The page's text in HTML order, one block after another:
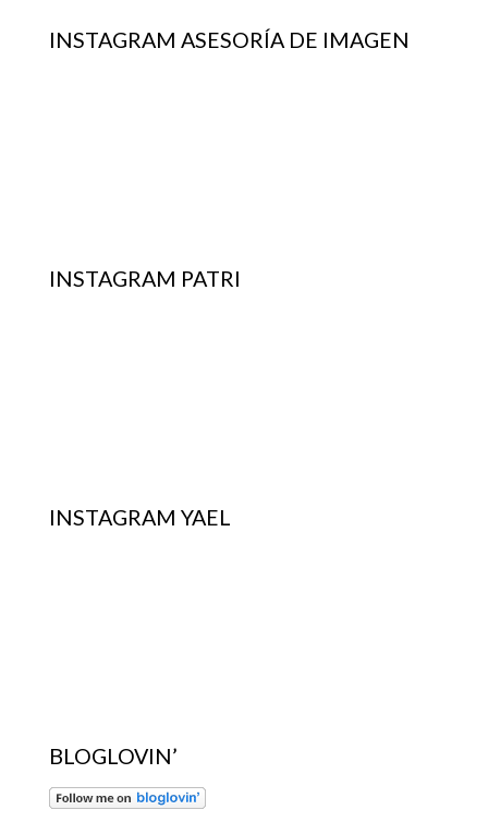
INSTAGRAM ASESORÍA DE IMAGEN
INSTAGRAM PATRI
INSTAGRAM YAEL
BLOGLOVIN’